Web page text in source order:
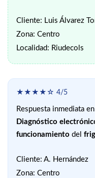
Cliente: Luis Álvarez
Zona: Centro
Localidad: Riudecols
★★★★☆ 4/5
Respuesta inmediata
Diagnóstico
funcionamiento del
Cliente: A. Hernández
Zona: Centro